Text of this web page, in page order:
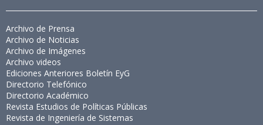
Archivo de Prensa
Archivo de Noticias
Archivo de Imágenes
Archivo videos
Ediciones Anteriores Boletín EyG
Directorio Telefónico
Directorio Académico
Revista Estudios de Políticas Públicas
Revista de Ingeniería de Sistemas